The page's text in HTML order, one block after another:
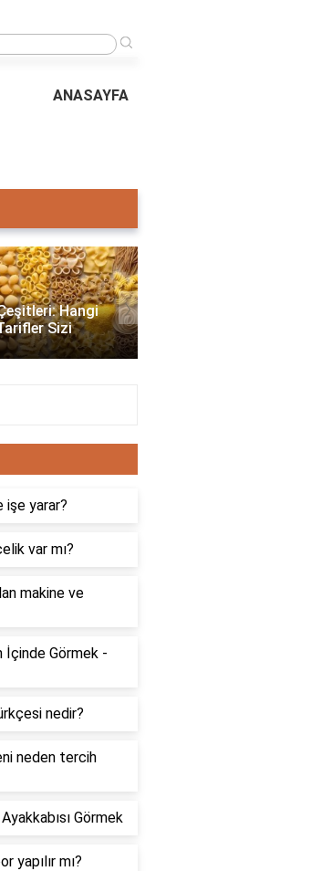
öncelik var mı?
ANASAYFA
Hangi
Sizi
›
işe yarar?
var mı?
makine ve
İçinde Görmek -
nedir?
neden tercih
Görmek
yapılır mı?